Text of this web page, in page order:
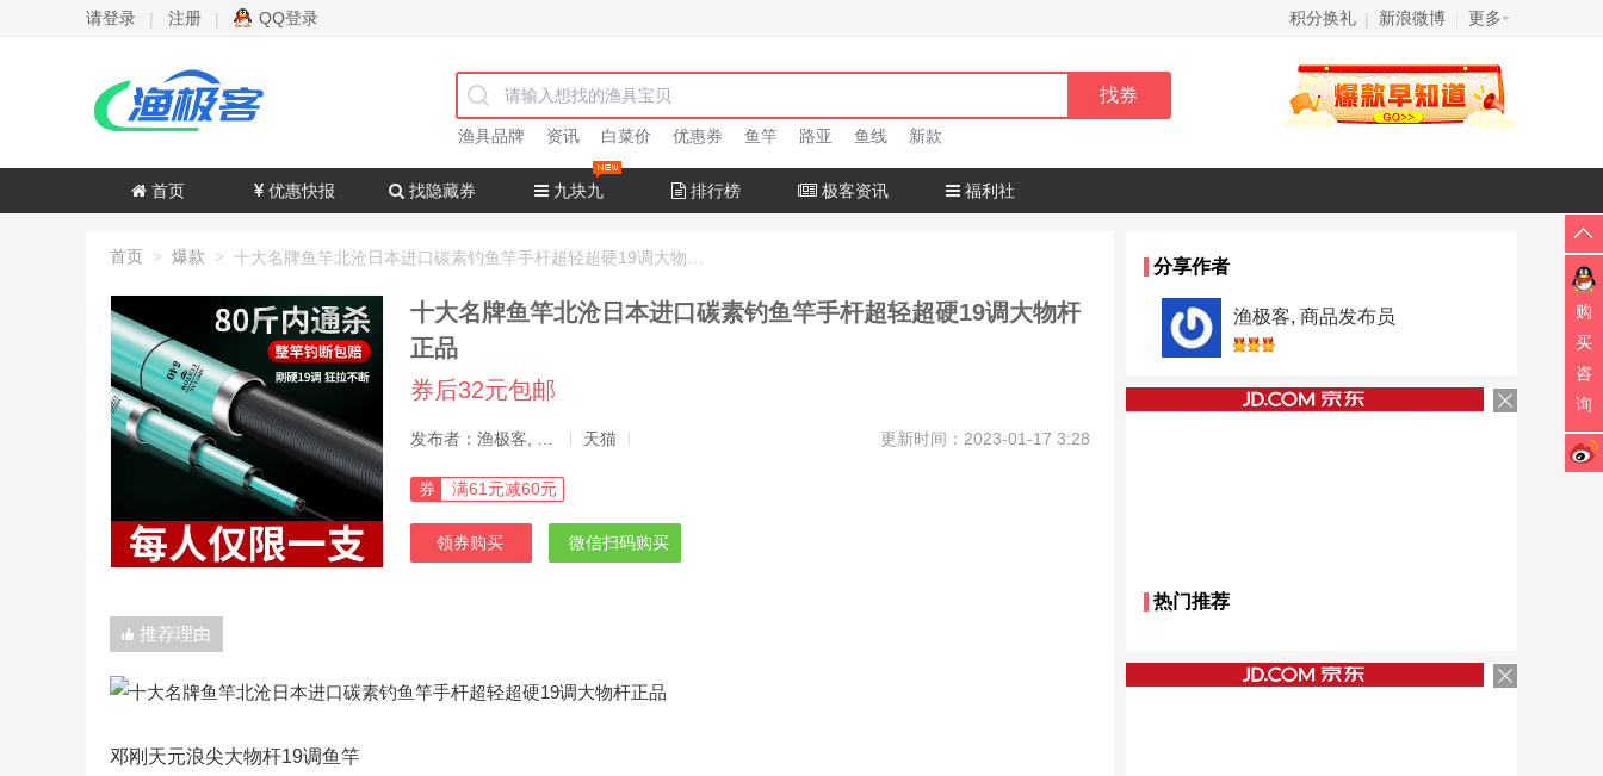
请登录 | 注册 | QQ登录 积分换礼 | 新浪微博 更多
渔具品牌 资讯 白菜价 优惠券 鱼竿 路亚 鱼线 新款
首页 优惠快报 找隐藏券 九块九 排行榜 极客资讯 福利社
首页 > 爆款 >
十大名牌鱼竿北沧日本进口碳素钓鱼竿手杆超轻超硬19调大物杆
正品
券后32元包邮
天猫 更新时间：2023-01-17 3:28
券 满61元减60元
领券购买 微信扫码购买
推荐理由
邓刚天元浪尖大物杆19调鱼竿
分享作者
渔极客, 商品发布员
热门推荐
购
买
咨
询